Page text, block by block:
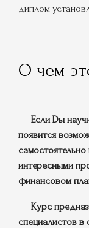
диплом
О чем
Если Dы
появится
интересными
финансовом
Курс
специалистов в